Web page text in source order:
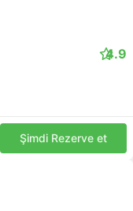
4.9
Şimdi Rezerve et